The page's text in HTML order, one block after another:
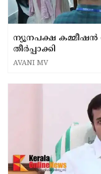
ന്യൂനപക്ഷ കമ്മീഷൻ
തീർപ്പാക്കി
AVANI MV